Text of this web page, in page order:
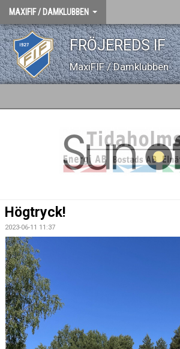
MAXIFIF / DAMKLUBBEN
FRÖJEREDS IF
MaxiFIF / Damklubben
DOKUMENT
KONTAKT
Högtryck!
2023-06-11 11:37